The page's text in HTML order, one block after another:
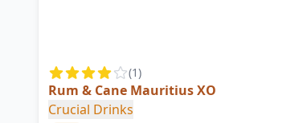
(1)
Rum & Cane Mauritius XO
Crucial Drinks